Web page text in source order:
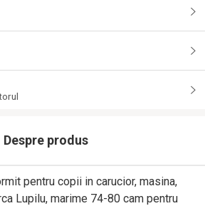
Despre produs
pentru copii in carucior, masina,
Lupilu, marime 74-80 cam pentru